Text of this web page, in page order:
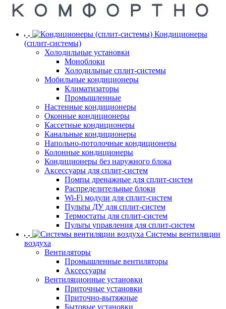
Кондиционеры
(сплит-системы)
Холодильные установки
Моноблоки
Холодильные сплит-системы
Мобильные кондиционеры
Климатизаторы
Промышленные
Настенные кондиционеры
Оконные кондиционеры
Кассетные кондиционеры
Канальные кондиционеры
Напольно-потолочные кондиционеры
Колонные кондиционеры
Кондиционеры без наружного блока
Аксессуары для сплит-систем
Помпы дренажные для сплит-систем
Распределительные блоки
Wi-Fi модули для сплит-систем
Пульты ДУ для сплит-систем
Термостаты для сплит-систем
Пульты управления для сплит-систем
Системы вентиляции
воздуха
Вентиляторы
Промышленные вентиляторы
Аксессуары
Вентиляционные установки
Приточные установки
Приточно-вытяжные
Бытовые установки